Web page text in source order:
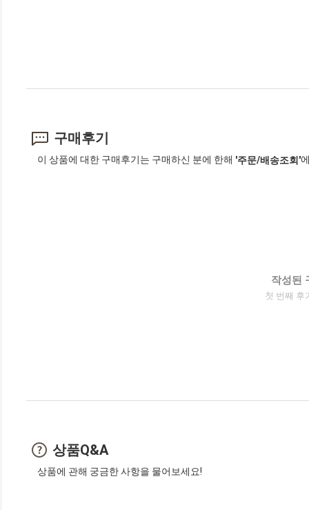
구매후기
이 상품에 대한 구매후기는 구매하신 분에 한해 '주문/배송조회'
작성된
첫 번째 후
상품Q&A
상품에 관해 궁금한 사항을 물어보세요!